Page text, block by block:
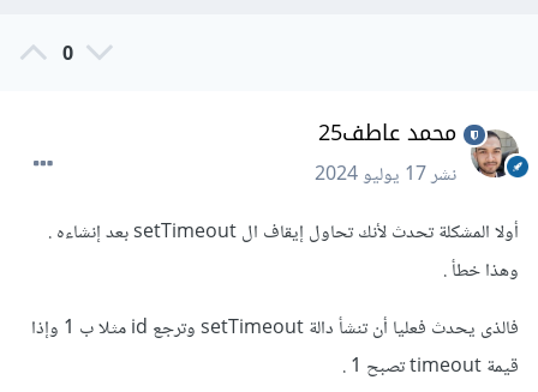
0
محمد عاطف25
نشر17 يوليو 2024
أولا المشكلة تحدث لأنك تحاول إيقاف ال setTimeout بعد إنشاءه .
وهذا خطأ .
فالذى يحدث فعليا أن تنشأ دالة setTimeout وترجع id مثلا ب 1 وإذا
قيمة timeout تصبح 1 .